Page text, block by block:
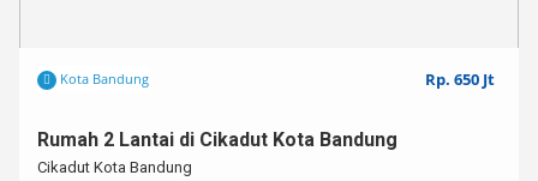
Kota Bandung Rp. 650 Jt
Rumah 2 Lantai di Cikadut Kota Bandung
Cikadut Kota Bandung